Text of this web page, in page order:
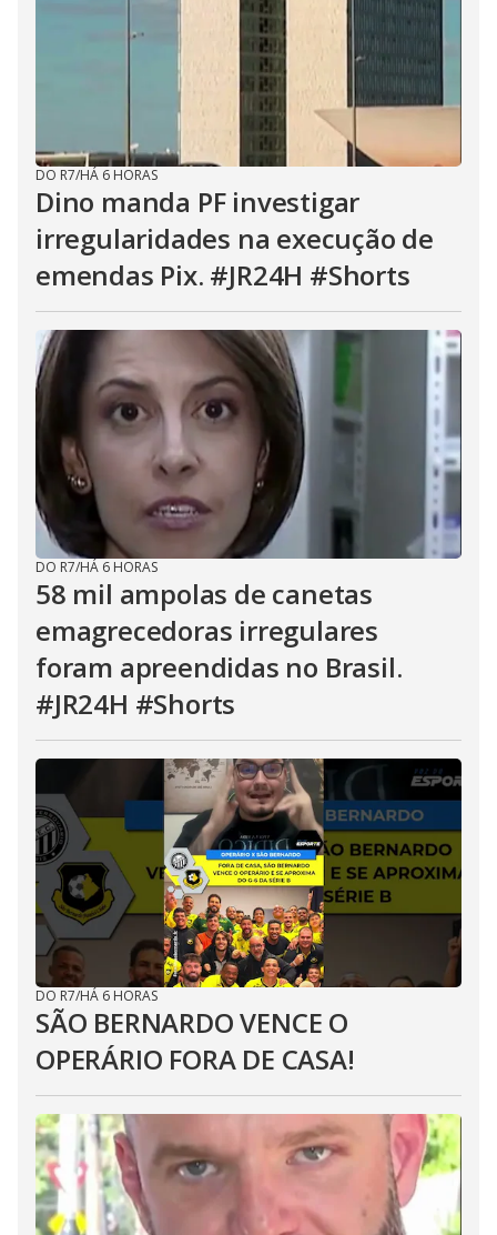
DO R7/HÁ 6 HORAS
Dino manda PF investigar
irregularidades na execução de
emendas Pix. #JR24H #Shorts
DO R7/HÁ 6 HORAS
58 mil ampolas de canetas
emagrecedoras irregulares
foram apreendidas no Brasil.
#JR24H #Shorts
DO R7/HÁ 6 HORAS
SÃO BERNARDO VENCE O
OPERÁRIO FORA DE CASA!